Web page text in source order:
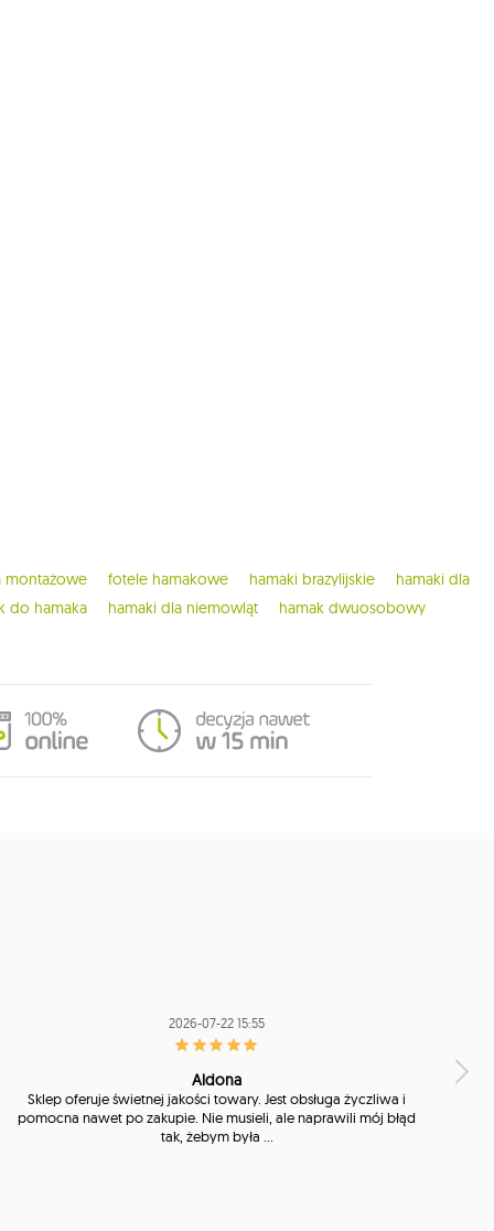
montażowe fotele hamakowe hamaki brazylijskie
hamaki dla
do hamaka
hamaki dla niemowląt hamak dwuosobowy
2026-07-22 15:55
Aldona
Sklep oferuje świetnej jakości towary. Jest obsługa życzliwa i
pomocna nawet po zakupie. Nie musieli, ale naprawili mój błąd
tak, żebym była ...